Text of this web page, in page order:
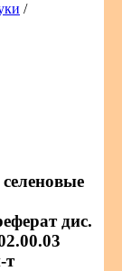
/
дис.
т